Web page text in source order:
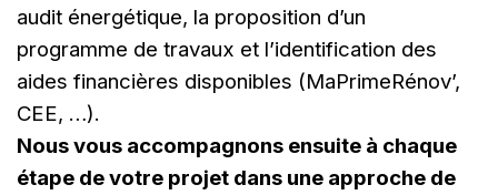
audit énergétique, la proposition d’un
programme de travaux et l’identification des
aides financières disponibles (MaPrimeRénov’,
CEE, …).
Nous vous accompagnons ensuite à chaque
étape de votre projet dans une approche de